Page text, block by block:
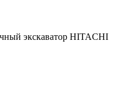
экскаватор HITACHI